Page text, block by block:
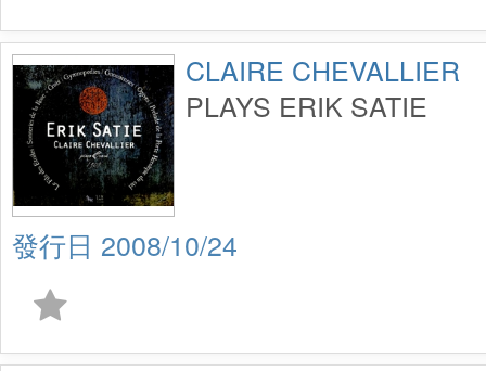
CLAIRE CHEVALLIER
PLAYS ERIK SATIE
2008/10/24